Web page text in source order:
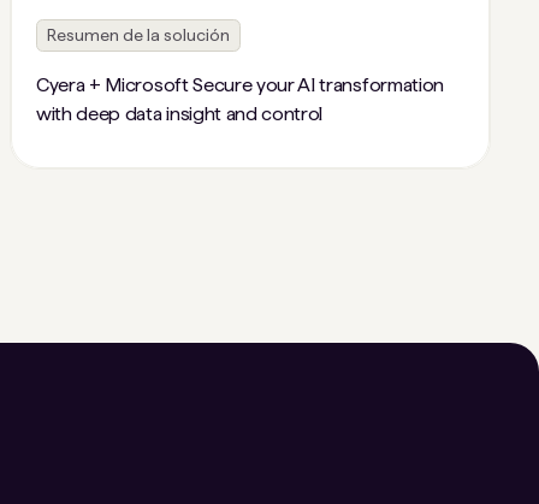
Resumen de la solución
Cyera + Microsoft Secure your AI transformation
with deep data insight and control